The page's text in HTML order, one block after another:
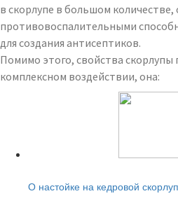
в скорлупе в большом
противовоспалительными
для создания антисептиков.
Помимо этого, свойства скорлупы
комплексном воздействии, она:
О настойке на кедровой